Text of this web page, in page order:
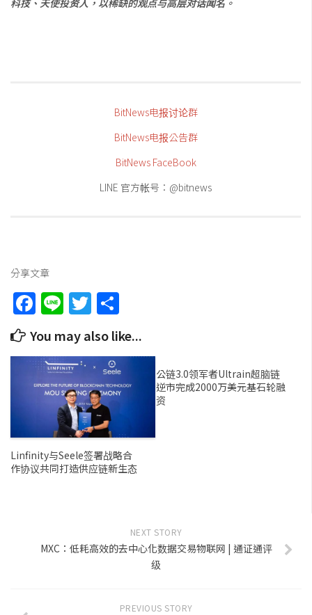
科技、天使投资人，以稀缺的观点与高层对话闻名。
BitNews电报讨论群
BitNews电报公告群
BitNews FaceBook
LINE 官方帐号：@bitnews
分享文章
Facebook
LineTwitter
You may also like...
Linfinity与Seele签署战略合
作协议共同打造供应链新生态
公链3.0领军者Ultrain超脑链
逆市完成2000万美元基石轮融
资
NEXT STORY
MXC：低耗高效的去中心化数据交易物联网 | 通证通评
级
PREVIOUS STORY